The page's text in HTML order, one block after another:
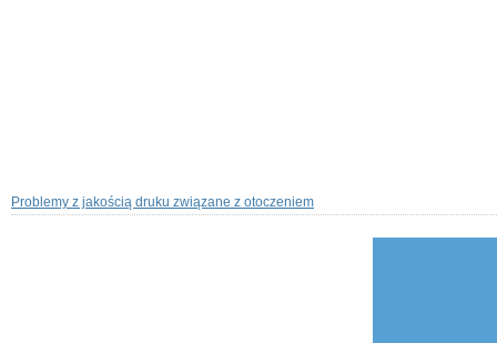
Problemy z jakością druku związane z otoczeniem